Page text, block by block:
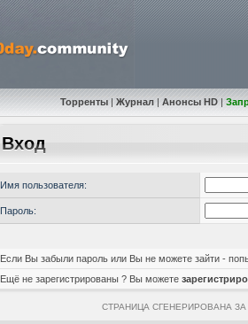
Торренты |Журнал |Анонсы HD |
Вход
Имя пользователя:
Пароль:
Если Вы забыли пароль или Вы не можете зайти -
Ещё не зарегистрированы ? Вы можете
СТРАНИЦА СГЕНЕРИРОВАНА